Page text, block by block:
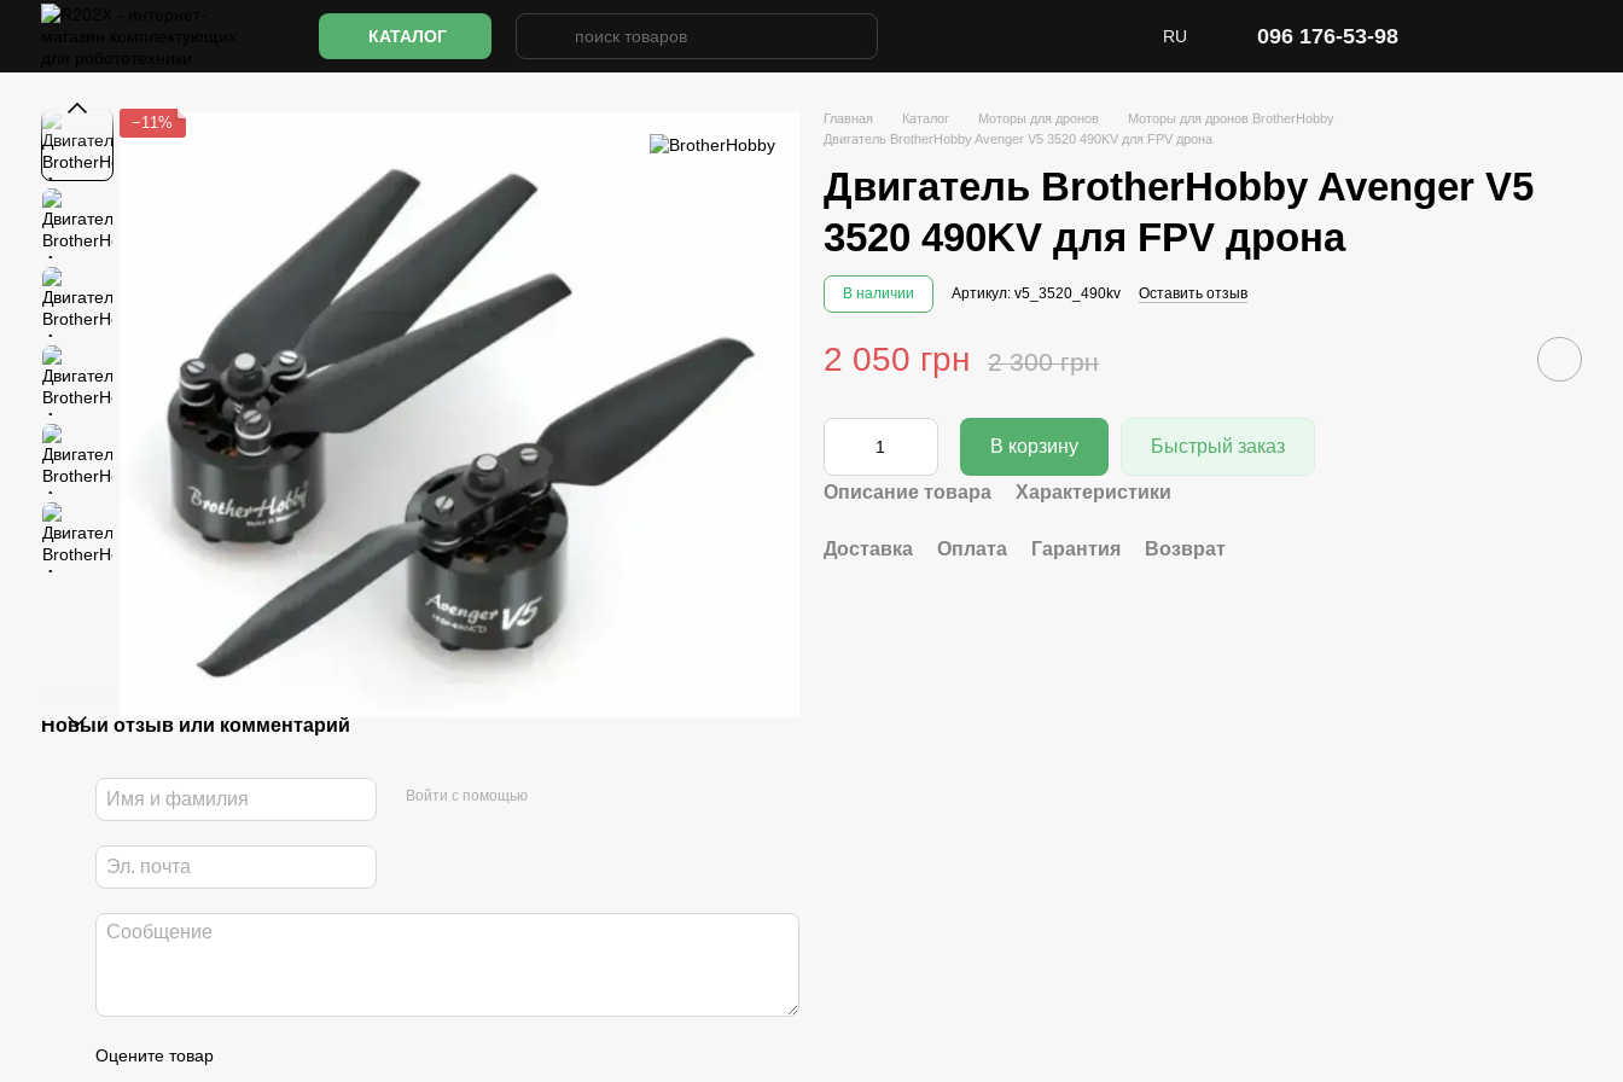
Перейти к основному контенту
КАТАЛОГ
RU 096 176-53-98
−11%
Новый отзыв или комментарий
Войти с помощью
Оцените товар
Главная Каталог Моторы для дронов
Моторы для дронов BrotherHobby
Двигатель BrotherHobby Avenger V5 3520 490KV для FPV дрона
Двигатель BrotherHobby Avenger V5
3520 490KV для FPV дрона
В наличии Артикул: v5_3520_490kv Оставить отзыв
2 050 грн 2 300 грн
В корзину Быстрый заказ
Описание товара Характеристики
Доставка Оплата Гарантия Возврат